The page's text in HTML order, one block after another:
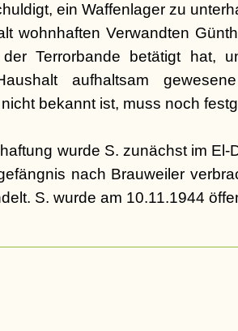
ein Waffenlager zu
wohnhaften Verwandten
Terrorbande betätigt hat,
aufhaltsam
bekannt ist, muss noch
wurde S. zunächst im
nach Brauweiler
S. wurde am 10.11.1944